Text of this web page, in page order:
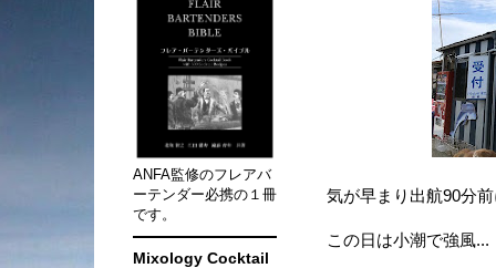
気が早まり出航90分
この日は小潮で強風...
ANFA監修のフレアバ
ーテンダー必携の１冊
です。
Mixology Cocktail